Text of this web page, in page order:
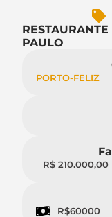
PAULO
PORTO-FELIZ
R$ 210.000,00
R$60000